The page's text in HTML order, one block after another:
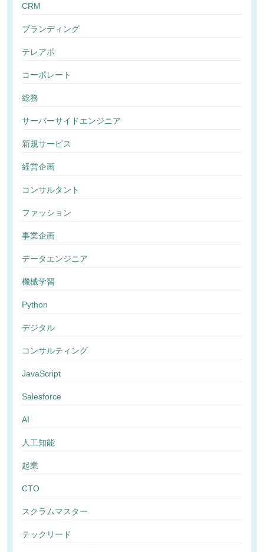
CRM
ブランディング
テレアポ
コーポレート
総務
サーバーサイドエンジニア
新規サービス
経営企画
コンサルタント
ファッション
事業企画
データエンジニア
機械学習
Python
デジタル
コンサルティング
JavaScript
Salesforce
AI
人工知能
起業
CTO
スクラムマスター
テックリード